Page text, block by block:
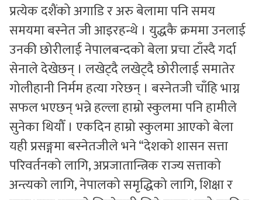
प्रत्येक दशैंको अगाडि र अरु बेलामा पनि समय
समयमा बस्नेत जी आइरहन्थे । युद्धकै क्रममा उनलाई
उनकी छोरीलाई नेपालबन्दको बेला प्रचा टाँस्दै गर्दा
सेनाले देखेछन् । लखेट्दै लखेट्दै छोरीलाई समातेर
गोलीहानी निर्मम हत्या गरेछन् । बस्नेतजी चाँहि भाग्न
सफल भएछन् भन्ने हल्ला हाम्रो स्कुलमा पनि हामीले
सुनेका थियौँ । एकदिन हाम्रो स्कुलमा आएको बेला
यही प्रसङ्गमा बस्नेतजीले भने “देशको शासन सत्ता
परिवर्तनको लागि, अप्रजातान्त्रिक राज्य सत्ताको
अन्त्यको लागि, नेपालको समृद्धिको लागि, शिक्षा र